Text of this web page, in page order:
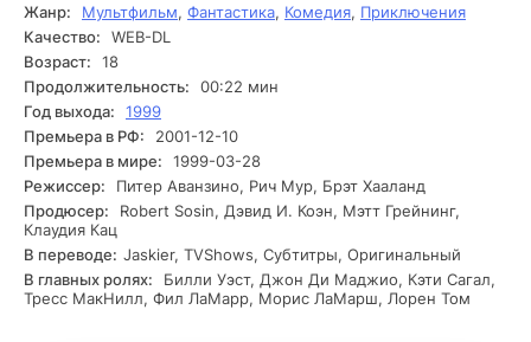
но и инопланетяне, а задания становятся все более
сложными и непредсказуемыми. Команда сталкивается с
конкурирующими курьерскими службами и злодеями,
которые желают помешать их успеху. Каждый новый
заказ приносит спонтанные повороты сюжета, а герои
учатся действовать вместе, несмотря на свои различия.
На одном из заданий они обнаруживают нечто, что может
изменить их жизнь навсегда, ставя под угрозу их дружбу
и карьеру.
Жанр:
Мультфильм, Фантастика, Комедия, Приключения
Качество:
WEB-DL
Возраст:
18
Продолжительность:
00:22 мин
Год выхода:
1999
Премьера в РФ:
2001-12-10
Премьера в мире:
1999-03-28
Режиссер:
Питер Аванзино, Рич Мур, Брэт Хааланд
Продюсер:
Robert Sosin, Дэвид И. Коэн, Мэтт Грейнинг,
Клаудия Кац
В переводе: Jaskier, TVShows, Субтитры, Оригинальный
В главных ролях:
Билли Уэст, Джон Ди Маджио, Кэти Сагал,
Тресс МакНилл, Фил ЛаМарр, Морис ЛаМарш, Лорен Том